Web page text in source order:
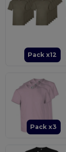
Pack x12
Pack x3